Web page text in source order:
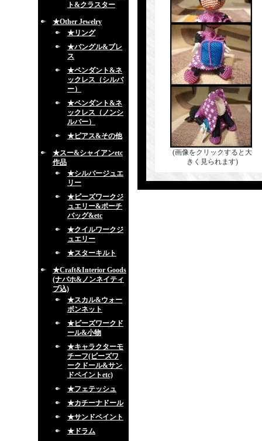
ト&クラスター
★Other Jewelry
★リング
★バングル&ブレ
ス
★ペンダント&ネ
ックレス（シルバ
ー）
★ペンダント&ネ
ックレス（ノンシ
ルバー）
★ピアス&その他
★スー&シャイアンetc
作品
★シルバージュエ
リー
★ビーズワークジ
ュエリー&ポーチ
バッグ&etc
★クイルワークジ
ュエリー
★スターキルト
★Craft&Interior Goods
(ナバホ&ノンネイティ
ブ込)
★スカル&ウォー
ボンネット
★ビーズワークド
ール&小物
★キャラクターモ
チーフ(ビーズワ
ークドール&サン
ドペイントetc)
★フェテッシュ
★カチーナドール
★サンドペイント
★ドラム
(画像をクリックすると大
きく見られます)